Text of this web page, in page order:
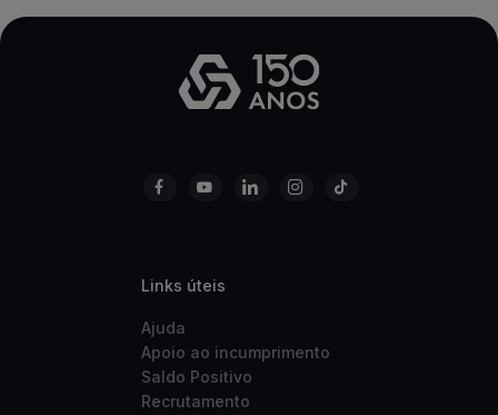
Links úteis
Ajuda
Apoio ao incumprimento
Saldo Positivo
Recrutamento